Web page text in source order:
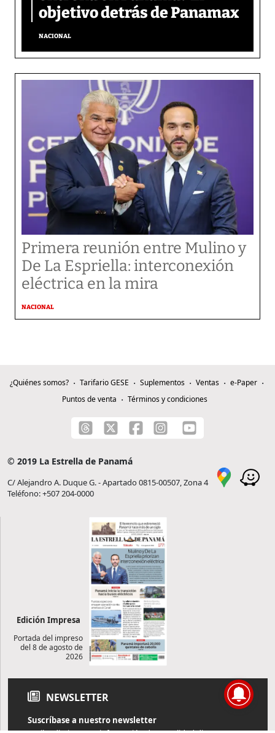
objetivo detrás de Panamax
NACIONAL
Primera reunión entre Mulino y
De La Espriella: interconexión
eléctrica en la mira
NACIONAL
¿Quiénes somos? Tarifario GESE Suplementos Ventas
e-Paper
Puntos de venta
Términos y condiciones
© 2019 La Estrella de Panamá
C/ Alejandro A. Duque G. - Apartado 0815-00507, Zona 4
Teléfono: +507 204-0000
Edición Impresa
Portada del impreso
del 8 de agosto de
2026
NEWSLETTER
Suscríbase a nuestro newsletter